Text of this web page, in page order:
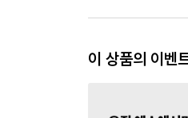
이 상품의 이벤